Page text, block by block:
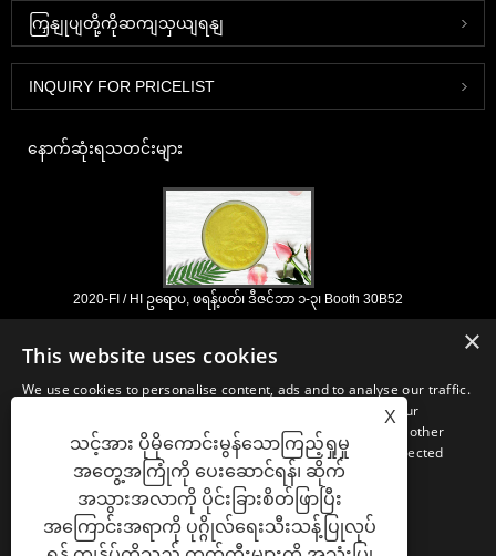
ကြှနျုပျတို့ကိုဆကျသှယျရနျ
INQUIRY FOR PRICELIST
နောက်ဆုံးရသတင်းများ
2020-FI / HI ဥရောပ, ဖရန့်ဖတ်၊ ဒီဇင်ဘာ ၁-၃၊ Booth 30B52
ကျနော်တို့နှစ်ပေါင်းများစွာအတွေ့အကြုံနှင့်ငါတို့အလွန်ကောင်းစွာထူထောင်ရှိရာ
တရုတ်, ဂျပန်နှင့်ကိုရီးယားအခြေစိုက်အဓိက manufacturering အဆောက်အ ဦ
များမှ nutraceuticals, ဖြည့်စွက်ခြင်းနှင့်အလုပ်လုပ်အစားအစာ &
အဖျော်ယမကာစက်မှုလုပ်ငန်းများအတွက်မရှိမဖြစ်လိုအပ်သောပါဝင်ပစ္စည်းများ
နှင့်ထုတ်ကုန်ဖွံ့ဖြိုး, စျေးကွက်နှင့်ဖြန့်ဖြူး။ အရင်းအမြစ်ရှာဖွေခြင်းတွင်ကျွန်ုပ်
တို့၏ကျွမ်းကျင်မှုနှင့်ဂုဏ်သတင်းသည်ကမ္ဘာတစ်ဝှမ်းရှိကျွန်ုပ်
တို့၏လုပ်ဖော်ကိုင်ဖက်များကိုအကျိုးပြုသည်။
X
သင့်အား ပိုမိုကောင်းမွန်သောကြည့်ရှုမှု
အတွေ့အကြုံကို ပေးဆောင်ရန်၊ ဆိုက်
အသွားအလာကို ပိုင်းခြားစိတ်ဖြာပြီး
အကြောင်းအရာကို ပုဂ္ဂိုလ်ရေးသီးသန့်ပြုလုပ်
×
This website uses cookies
We use cookies to personalise content, ads and to analyse our traffic.
We also share information about your use of our site with our
advertising and analytics partners who may combine it with other
information that you’ve provided to them or that they’ve collected
from your use of their services.
STRICTLY NECESSARY
PERFORMANCE